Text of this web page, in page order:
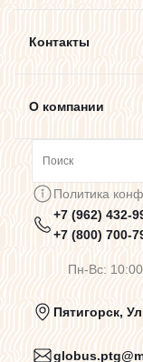
Контакты
О компании
Предупреждения
Политика
Политика
+7 (962) 432-
+7 (800) 700-
Пн-Вс:
Пятигорск,